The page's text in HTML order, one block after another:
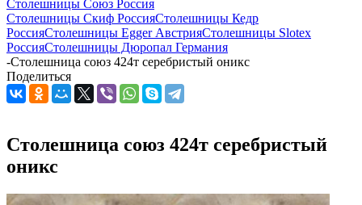
Столешницы Союз Россия
Столешницы Скиф РоссияСтолешницы Кедр
РоссияСтолешницы Egger АвстрияСтолешницы Slotex
РоссияСтолешницы Дюропал Германия
-Столешница союз 424т серебристый оникс
Поделиться
Столешница союз 424т серебристый
оникс